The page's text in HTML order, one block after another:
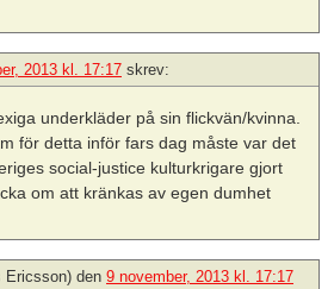
2013 kl. 17:17 skrev:
underkläder på sin flickvän/kvinna.
för detta inför fars dag måste var det
social-justice kulturkrigare gjort
om att kränkas av egen dumhet
Ericsson) den 9 november, 2013 kl. 17:17